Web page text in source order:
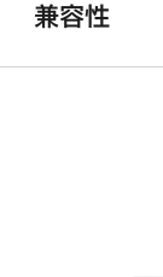
兼容性